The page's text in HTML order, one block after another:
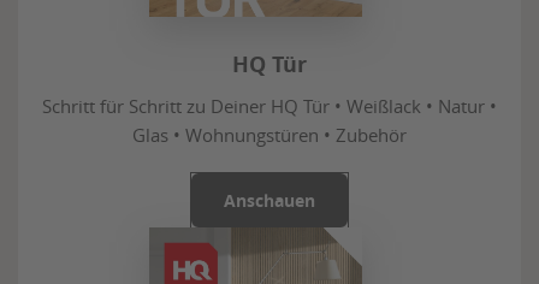
HQ Tür
Schritt für Schritt zu Deiner HQ Tür • Weißlack • Natur •
Glas • Wohnungstüren • Zubehör
Anschauen